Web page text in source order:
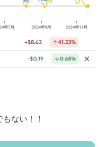
ない！！